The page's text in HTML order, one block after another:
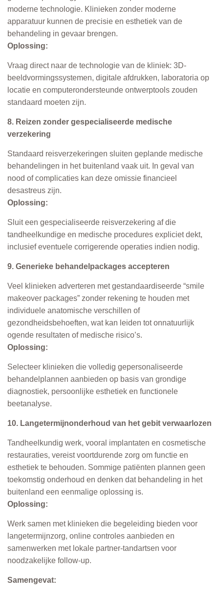
moderne technologie. Klinieken zonder moderne
apparatuur kunnen de precisie en esthetiek van de
behandeling in gevaar brengen.
Oplossing:
Vraag direct naar de technologie van de kliniek: 3D-
beeldvormingssystemen, digitale afdrukken, laboratoria op
locatie en computerondersteunde ontwerptools zouden
standaard moeten zijn.
8. Reizen zonder gespecialiseerde medische
verzekering
Standaard reisverzekeringen sluiten geplande medische
behandelingen in het buitenland vaak uit. In geval van
nood of complicaties kan deze omissie financieel
desastreus zijn.
Oplossing:
Sluit een gespecialiseerde reisverzekering af die
tandheelkundige en medische procedures expliciet dekt,
inclusief eventuele corrigerende operaties indien nodig.
9. Generieke behandelpackages accepteren
Veel klinieken adverteren met gestandaardiseerde “smile
makeover packages” zonder rekening te houden met
individuele anatomische verschillen of
gezondheidsbehoeften, wat kan leiden tot onnatuurlijk
ogende resultaten of medische risico’s.
Oplossing:
Selecteer klinieken die volledig gepersonaliseerde
behandelplannen aanbieden op basis van grondige
diagnostiek, persoonlijke esthetiek en functionele
beetanalyse.
10. Langetermijnonderhoud van het gebit verwaarlozen
Tandheelkundig werk, vooral implantaten en cosmetische
restauraties, vereist voortdurende zorg om functie en
esthetiek te behouden. Sommige patiënten plannen geen
toekomstig onderhoud en denken dat behandeling in het
buitenland een eenmalige oplossing is.
Oplossing:
Werk samen met klinieken die begeleiding bieden voor
langetermijnzorg, online controles aanbieden en
samenwerken met lokale partner-tandartsen voor
noodzakelijke follow-up.
Samengevat: